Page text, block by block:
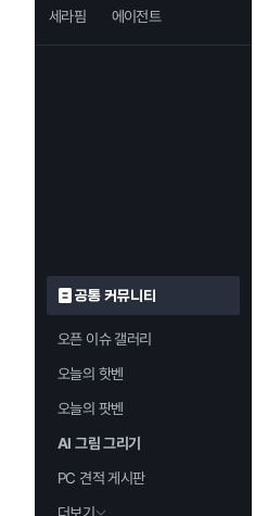
세라핌
에이전트
공통 커뮤니티
오픈 이슈 갤러리
오늘의 핫벤
오늘의 팟벤
AI 그림 그리기
PC 견적 게시판